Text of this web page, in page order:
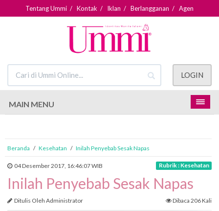
Tentang Ummi / Kontak / Iklan / Berlangganan / Agen
LOGIN
MAIN MENU
Beranda / Kesehatan / Inilah Penyebab Sesak Napas
04 Desember 2017, 16:46:07 WIB Rubrik : Kesehatan
Inilah Penyebab Sesak Napas
Ditulis Oleh Administrator Dibaca 206 Kali